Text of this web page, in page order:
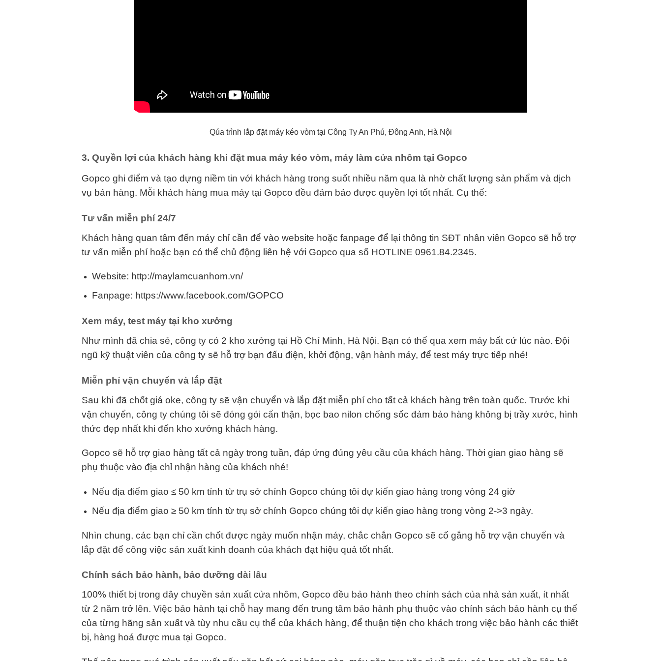
Qúa trình lắp đặt máy kéo vòm tại Công Ty An Phú, Đông Anh, Hà Nội
3. Quyền lợi của khách hàng khi đặt mua máy kéo vòm, máy làm cửa nhôm tại Gopco
Gopco ghi điểm và tạo dựng niềm tin với khách hàng trong suốt nhiều năm qua là nhờ chất lượng sản phẩm và dịch
vụ bán hàng. Mỗi khách hàng mua máy tại Gopco đều đảm bảo được quyền lợi tốt nhất. Cụ thể:
Tư vấn miễn phí 24/7
Khách hàng quan tâm đến máy chỉ cần để vào website hoặc fanpage để lại thông tin SĐT nhân viên Gopco sẽ hỗ trợ
tư vấn miễn phí hoặc bạn có thể chủ động liên hệ với Gopco qua số HOTLINE 0961.84.2345.
Website: http://maylamcuanhom.vn/
Fanpage: https://www.facebook.com/GOPCO
Xem máy, test máy tại kho xưởng
Như mình đã chia sẻ, công ty có 2 kho xưởng tại Hồ Chí Minh, Hà Nội. Bạn có thể qua xem máy bất cứ lúc nào. Đội
ngũ kỹ thuật viên của công ty sẽ hỗ trợ bạn đấu điện, khởi động, vận hành máy, để test máy trực tiếp nhé!
Miễn phí vận chuyển và lắp đặt
Sau khi đã chốt giá oke, công ty sẽ vận chuyển và lắp đặt miễn phí cho tất cả khách hàng trên toàn quốc. Trước khi
vận chuyển, công ty chúng tôi sẽ đóng gói cẩn thận, bọc bao nilon chống sốc đảm bảo hàng không bị trầy xước, hình
thức đẹp nhất khi đến kho xưởng khách hàng.
Gopco sẽ hỗ trợ giao hàng tất cả ngày trong tuần, đáp ứng đúng yêu cầu của khách hàng. Thời gian giao hàng sẽ
phụ thuộc vào địa chỉ nhận hàng của khách nhé!
Nếu địa điểm giao ≤ 50 km tính từ trụ sở chính Gopco chúng tôi dự kiến giao hàng trong vòng 24 giờ
Nếu địa điểm giao ≥ 50 km tính từ trụ sở chính Gopco chúng tôi dự kiến giao hàng trong vòng 2->3 ngày.
Nhìn chung, các bạn chỉ cần chốt được ngày muốn nhận máy, chắc chắn Gopco sẽ cố gắng hỗ trợ vận chuyển và
lắp đặt để công việc sản xuất kinh doanh của khách đạt hiệu quả tốt nhất.
Chính sách bảo hành, bảo dưỡng dài lâu
100% thiết bị trong dây chuyền sản xuất cửa nhôm, Gopco đều bảo hành theo chính sách của nhà sản xuất, ít nhất
từ 2 năm trở lên. Việc bảo hành tại chỗ hay mang đến trung tâm bảo hành phụ thuộc vào chính sách bảo hành cụ thể
của từng hãng sản xuất và tùy nhu cầu cụ thể của khách hàng, để thuận tiện cho khách trong việc bảo hành các thiết
bị, hàng hoá được mua tại Gopco.